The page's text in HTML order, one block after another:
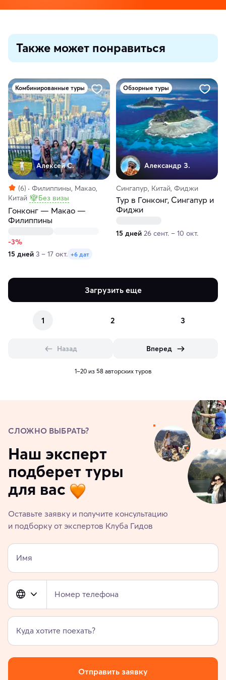
Также может понравиться
Комбинированные туры
Алексей С.
(6)
Филиппины, Макао,
Китай
Без визы
Гонконг — Макао —
Филиппины
-3%
15 дней 3 – 17 окт. +6 дат
Обзорные туры
Александр З.
Сингапур, Китай, Фиджи
Тур в Гонконг, Сингапур и
Фиджи
15 дней 26 сент. – 10 окт.
Загрузить еще
1 2 3
Назад Вперед
1–20 из 58 авторских туров
СЛОЖНО ВЫБРАТЬ?
Наш эксперт
подберет туры
для вас
Оставьте заявку и получите консультацию
и подборку от экспертов Клуба Гидов
Имя
Номер телефона
Куда хотите поехать?
Отправить заявку